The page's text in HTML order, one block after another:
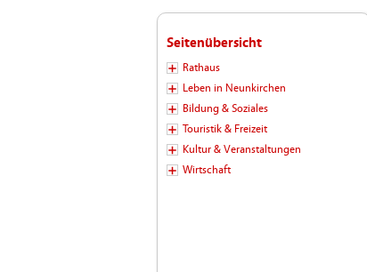
Seitenübersicht
Rathaus
Leben in Neunkirchen
Bildung & Soziales
Touristik & Freizeit
Kultur & Veranstaltungen
Wirtschaft